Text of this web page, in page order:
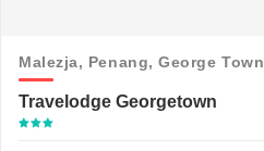
Malezja, Penang,George Town
Travelodge Georgetown